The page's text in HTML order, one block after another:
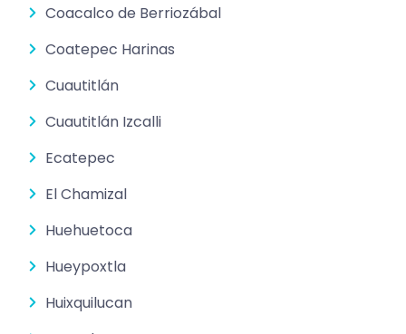
Coacalco de Berriozábal
Coatepec Harinas
Cuautitlán
Cuautitlán Izcalli
Ecatepec
El Chamizal
Huehuetoca
Hueypoxtla
Huixquilucan